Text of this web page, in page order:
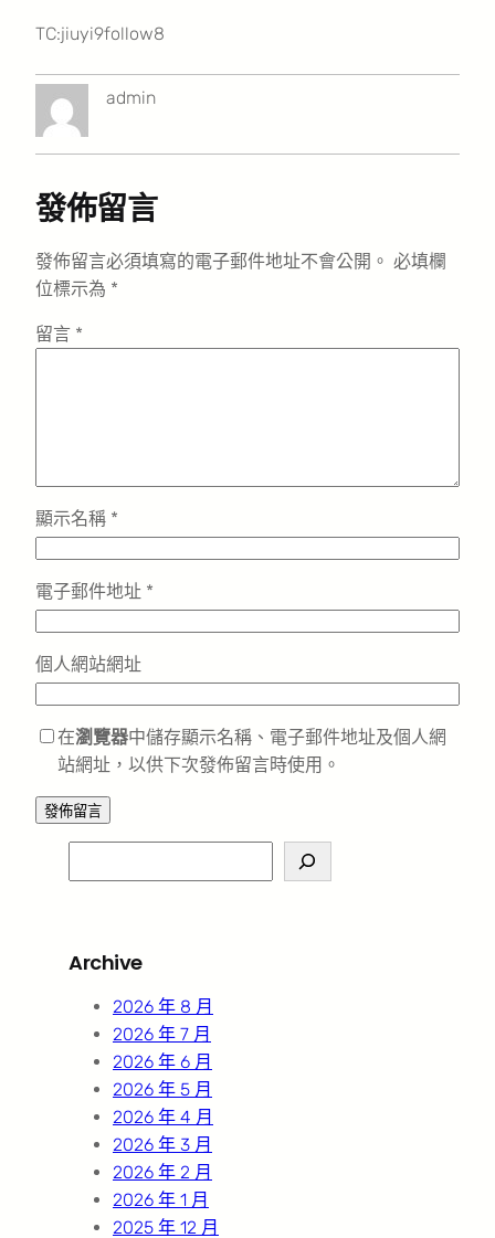
TC:jiuyi9follow8
admin
發佈留言
發佈留言必須填寫的電子郵件地址不會公開。 必填欄
位標示為 *
留言 *
顯示名稱 *
電子郵件地址 *
個人網站網址
在瀏覽器中儲存顯示名稱、電子郵件地址及個人網
站網址，以供下次發佈留言時使用。
e
c
Archive
2026 年 8 月
2026 年 7 月
2026 年 6 月
2026 年 5 月
2026 年 4 月
2026 年 3 月
2026 年 2 月
2026 年 1 月
2025 年 12 月